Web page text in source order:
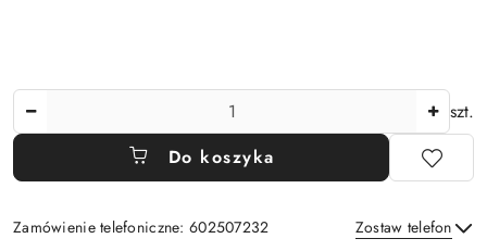
szt.
Do koszyka
Zamówienie telefoniczne: 602507232 Zostaw telefon